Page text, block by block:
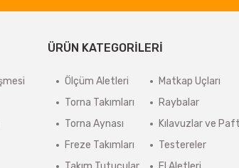
ÜRÜN KATEGORİLERİ
Ölçüm Aletleri
Torna Takımları
Torna Aynası
Freze Takımları
Matkap Uçları
Raybalar
Kılavuzlar ve
Testereler